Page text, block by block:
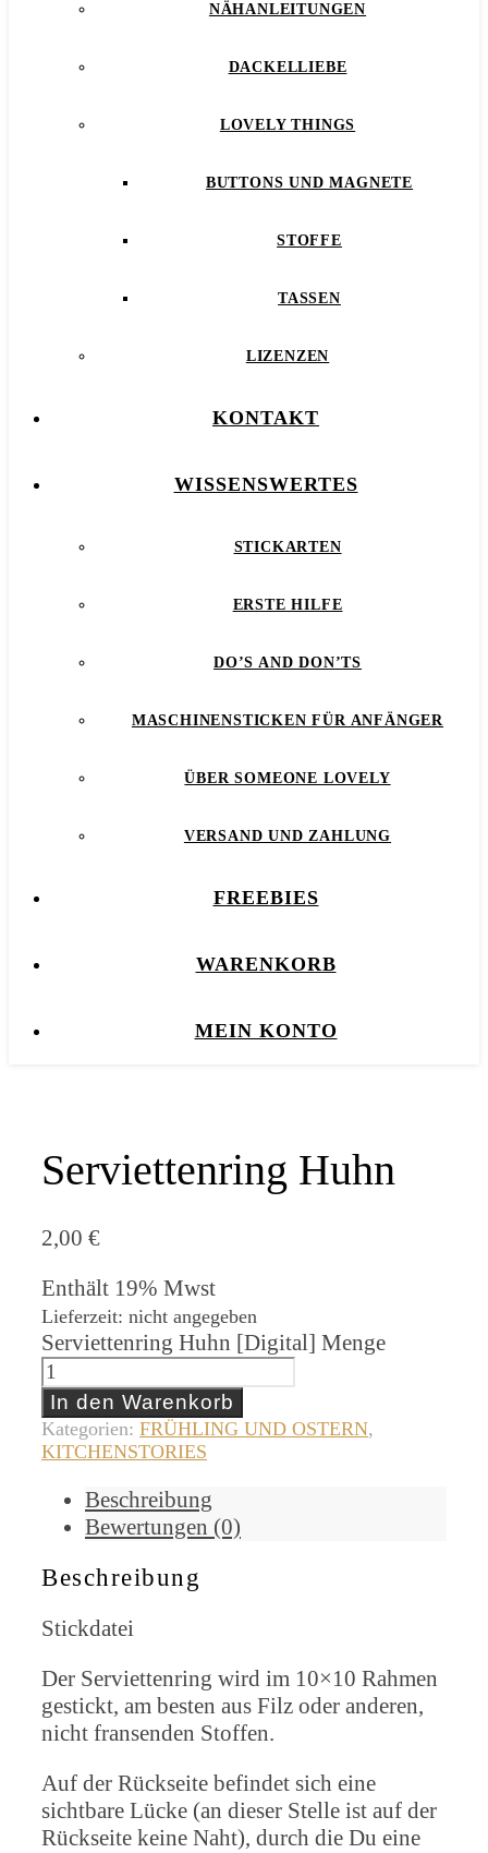
NÄHANLEITUNGEN
DACKELLIEBE
LOVELY THINGS
BUTTONS UND MAGNETE
STOFFE
TASSEN
LIZENZEN
KONTAKT
WISSENSWERTES
STICKARTEN
ERSTE HILFE
DO’S AND DON’TS
MASCHINENSTICKEN FÜR ANFÄNGER
ÜBER SOMEONE LOVELY
VERSAND UND ZAHLUNG
FREEBIES
WARENKORB
MEIN KONTO
Serviettenring Huhn
2,00 €
Enthält 19% Mwst
Lieferzeit: nicht angegeben
Serviettenring Huhn [Digital] Menge
In den Warenkorb
Kategorien: FRÜHLING UND OSTERN,
KITCHENSTORIES
Beschreibung
Bewertungen (0)
Beschreibung
Stickdatei
Der Serviettenring wird im 10×10 Rahmen
gestickt, am besten aus Filz oder anderen,
nicht fransenden Stoffen.
Auf der Rückseite befindet sich eine
sichtbare Lücke (an dieser Stelle ist auf der
Rückseite keine Naht), durch die Du eine